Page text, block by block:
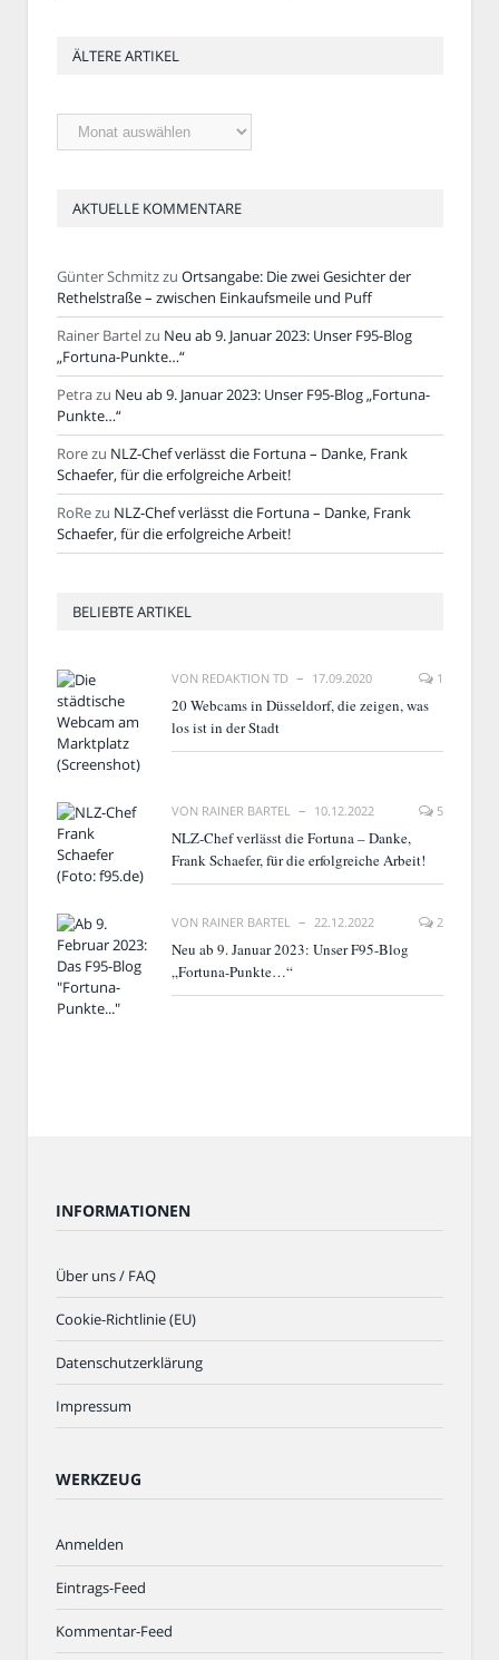
ÄLTERE ARTIKEL
Ältere
Artikel
AKTUELLE KOMMENTARE
Günter Schmitzzu Ortsangabe: Die zwei Gesichter der
Rethelstraße – zwischen Einkaufsmeile und Puff
Rainer Bartelzu Neu ab 9. Januar 2023: Unser F95-Blog
„Fortuna-Punkte…“
Petrazu Neu ab 9. Januar 2023: Unser F95-Blog „Fortuna-
Punkte…“
Rorezu NLZ-Chef verlässt die Fortuna – Danke, Frank
Schaefer, für die erfolgreiche Arbeit!
RoRezu NLZ-Chef verlässt die Fortuna – Danke, Frank
Schaefer, für die erfolgreiche Arbeit!
BELIEBTE ARTIKEL
VON REDAKTION TD 17.09.2020 1
20 Webcams in Düsseldorf, die zeigen, was
los ist in der Stadt
VON RAINER BARTEL 10.12.2022 5
NLZ-Chef verlässt die Fortuna – Danke,
Frank Schaefer, für die erfolgreiche Arbeit!
VON RAINER BARTEL 22.12.2022 2
Neu ab 9. Januar 2023: Unser F95-Blog
„Fortuna-Punkte…“
INFORMATIONEN
Über uns / FAQ
Cookie-Richtlinie (EU)
Datenschutzerklärung
Impressum
WERKZEUG
Anmelden
Eintrags-Feed
Kommentar-Feed